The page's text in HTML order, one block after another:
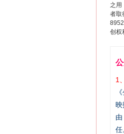
之用
者取
创权
1、
映
任